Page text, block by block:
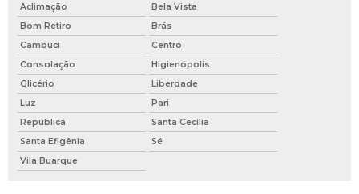
Aclimação
Bela Vista
Bom Retiro
Brás
Cambuci
Centro
Consolação
Higienópolis
Glicério
Liberdade
Luz
Pari
República
Santa Cecília
Santa Efigênia
Sé
Vila Buarque